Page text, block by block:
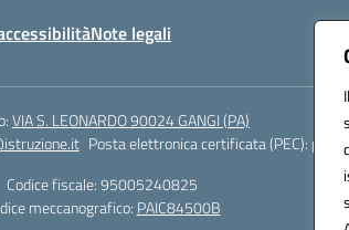
Note legali
VIA S. LEONARDO 90024 GANGI (PA)
Posta elettronica certificata (PEC):
Codice fiscale: 95005240825
meccanografico: PAIC84500B